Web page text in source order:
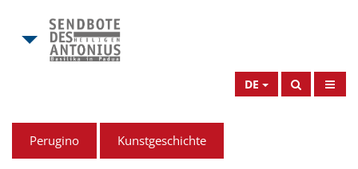
DE
Perugino Kunstgeschichte